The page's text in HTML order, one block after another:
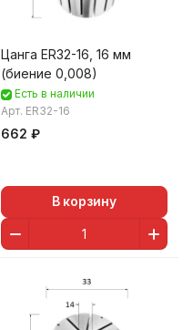
Цанга ER32-16, 16 мм
(биение 0,008)
Есть в наличии
Арт. ER32-16
662 ₽
В корзину